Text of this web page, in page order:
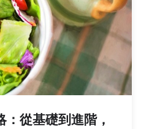
從基礎到進階，